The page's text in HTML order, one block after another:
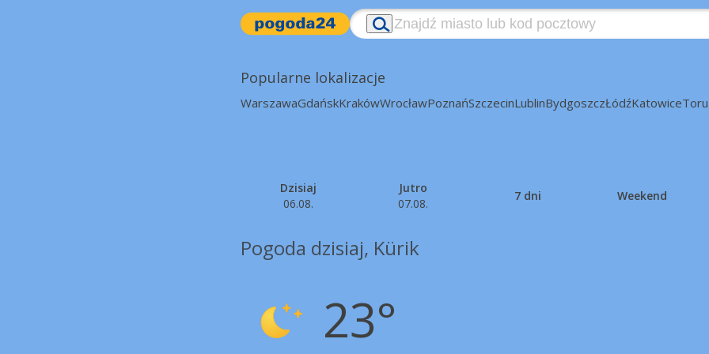
Popularne lokalizacje
WarszawaGdańskKrakówWrocławPoznańSzczecinLublinBydgoszczŁódźKatowice
Dzisiaj
06.08.
Jutro
07.08.
7 dni Weekend
Pogoda dzisiaj, Kürik
23°